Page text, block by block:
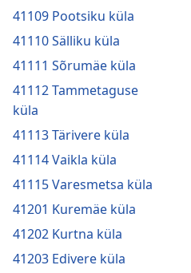
41109 Pootsiku küla
41110 Sälliku küla
41111 Sõrumäe küla
41112 Tammetaguse
küla
41113 Tärivere küla
41114 Vaikla küla
41115 Varesmetsa küla
41201 Kuremäe küla
41202 Kurtna küla
41203 Edivere küla